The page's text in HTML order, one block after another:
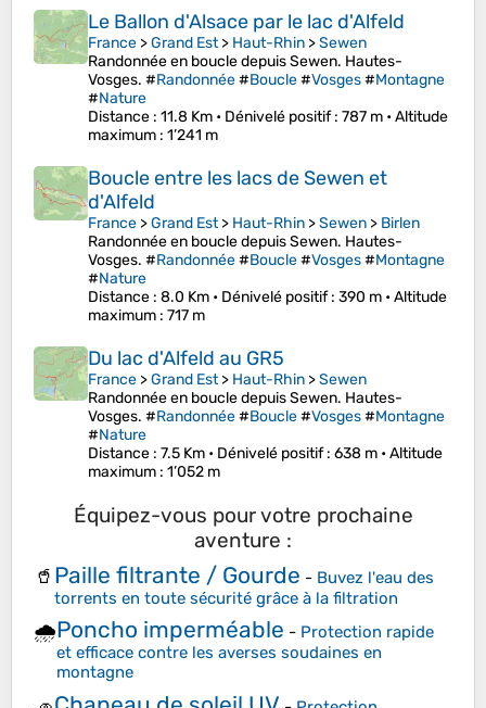
Le Ballon d'Alsace par le lac d'Alfeld
France >Grand Est> Haut-Rhin >Sewen
Randonnée en boucle depuis Sewen. Hautes-
Vosges. #Randonnée#Boucle#Vosges#Montagne
#Nature
Distance : 11.8 Km • Dénivelé positif: 787 m •Altitude
maximum : 1’241 m
Boucle entre les lacs de Sewen et
d'Alfeld
France >Grand Est> Haut-Rhin >Sewen > Birlen
Randonnée en boucle depuis Sewen. Hautes-
Vosges. #Randonnée#Boucle#Vosges#Montagne
#Nature
Distance : 8.0 Km • Dénivelé positif: 390 m •Altitude
maximum : 717 m
Du lac d'Alfeld au GR5
France >Grand Est> Haut-Rhin >Sewen
Randonnée en boucle depuis Sewen. Hautes-
Vosges. #Randonnée#Boucle#Vosges#Montagne
#Nature
Distance : 7.5 Km • Dénivelé positif: 638 m •Altitude
maximum : 1’052 m
Équipez-vous pour votre prochaine
aventure :
🥤 Paille filtrante / Gourde - Buvez l'eau des
torrents en toute sécurité grâce à la filtration
🌧️Poncho imperméable - Protection rapide
et efficace contre les averses soudaines en
montagne